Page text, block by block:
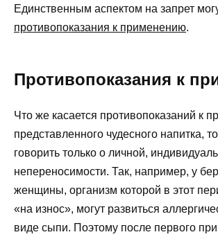
Единственным аспектом на запрет
противопоказания к применению.
Противопоказания к
Что же касается противопоказаний к
представленного чудесного напитка,
говорить только о личной,
непереносимости. Так, например, у
женщины, организм которой в этот
«на износ», могут развиться
виде сыпи. Поэтому после первого